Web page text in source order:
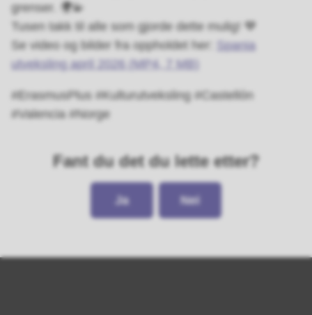
grenser. 🌍💫
Tusen takk til alle som gjorde dette mulig! 💙
Se video og bilder fra oppholdet her:
Spania
utveksling april 2026
(MP4, 7 MB)
#ErasmusPlus #Kulturutveksling #Castellón
#Valencia #Norge
Fant du det du lette etter?
Ja Nei